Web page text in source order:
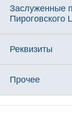
Заслуженные
Пироговского
Реквизиты
Прочее